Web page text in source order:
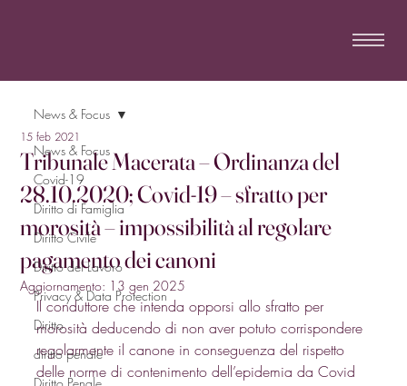
News & Focus
Covid-19
Diritto di Famiglia
Diritto Civile
Diritto del Lavoro
Privacy & Data Protection
Diritto
diritto penale
News & Focus
Tribunale Macerata – Ordinanza del
28.10.2020; Covid-19 – sfratto per
morosità – impossibilità al regolare
pagamento dei canoni
15 feb 2021
Aggiornamento: 13 gen 2025
Il conduttore che intenda opporsi allo sfratto per
morosità deducendo di non aver potuto corrispondere
regolarmente il canone in conseguenza del rispetto
delle norme di contenimento dell’epidemia da Covid